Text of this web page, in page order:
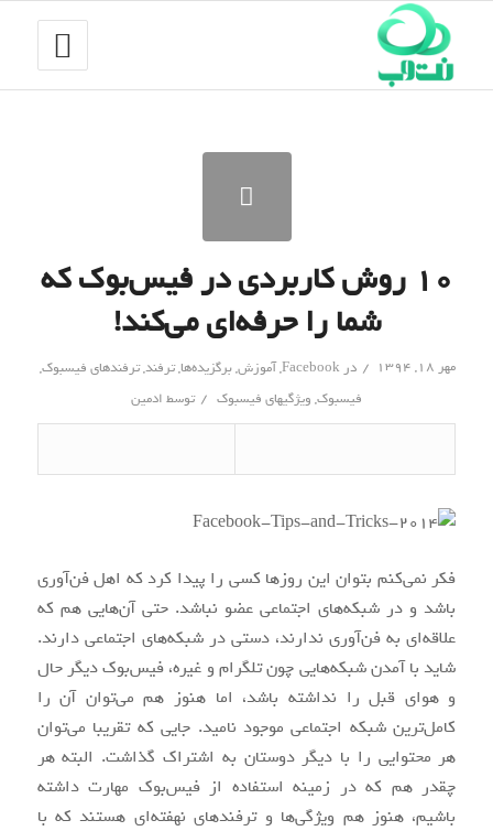
۱۰ روش کاربردی در فیس‌بوک که
شما را حرفه‌ای می‌کند!
مهر ۱۸, ۱۳۹۴ / در Facebook
,آموزش,برگزیده‌ها,ترفند,ترفندهای فیسبوک,
فیسبوک, ویژگیهای فیسبوک / توسط ادمین
فکر نمی‌کنم بتوان این روزها کسی را پیدا کرد که اهل فن‌آوری
باشد و در شبکه‌های اجتماعی عضو نباشد. حتی آن‌هایی هم که
علاقه‌ای به فن‌آوری ندارند، دستی در شبکه‌های اجتماعی دارند.
شاید با آمدن شبکه‌هایی چون تلگرام و غیره، فیس‌بوک دیگر حال
و هوای قبل را نداشته باشد، اما هنوز هم می‌توان آن را
کامل‌ترین شبکه اجتماعی موجود نامید. جایی که تقریبا می‌توان
هر محتوایی را با دیگر دوستان به اشتراک گذاشت. البته هر
چقدر هم که در زمینه استفاده از فیس‌بوک مهارت داشته
باشیم، هنوز هم ویژگی‌ها و ترفندهای نهفته‌ای هستند که با